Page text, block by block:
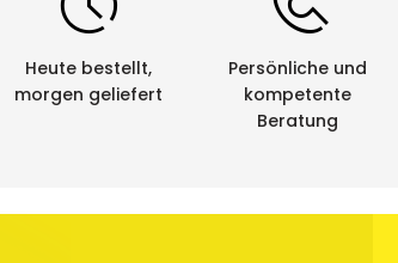
Heute bestellt,
morgen geliefert
Persönliche und
kompetente
Beratung